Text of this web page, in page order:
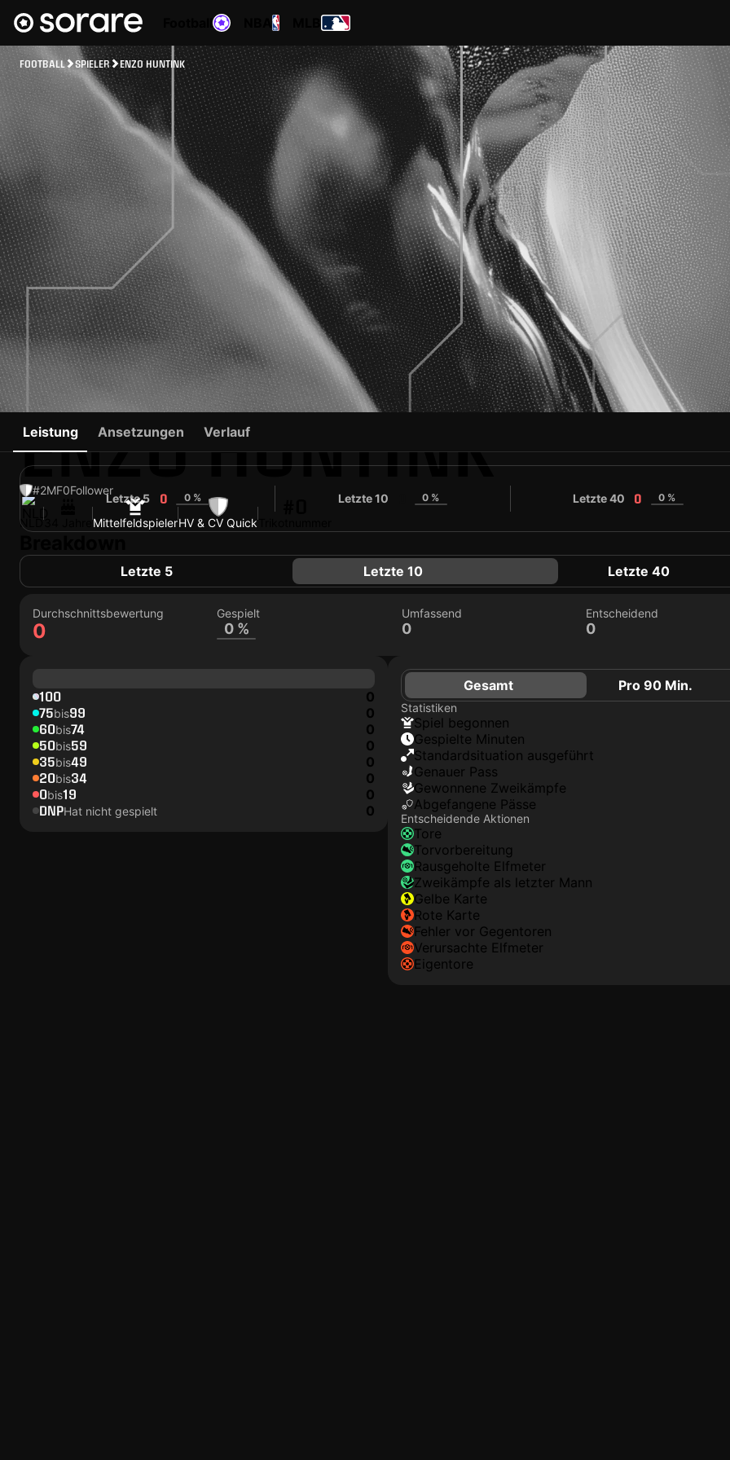
FOOTBALL SPIELER ENZO HUNTINK
ENZO HUNTINK
#2MF0Follower
NLD MittelfeldspielerHV & CV Quick
Leistung Ansetzungen Verlauf
Letzte 5 0 0 % Letzte 10 0 % Letzte 40 0 0 %
Letzte 5 Letzte 10 Letzte 40
Durchschnittsbewertung
0
Gespielt
0 %
Umfassend
0
Entscheidend
0
100 0
75bis99 0
60bis74 0
50bis59 0
35bis49 0
20bis34 0
0bis19 0
DNPHat nicht gespielt 0
Gesamt Pro 90 Min.
Statistiken
Spiel begonnen
Gespielte Minuten
Standardsituation ausgeführt
genauer Pass
Gewonnene Zweikämpfe
Abgefangene Pässe
Entscheidende Aktionen
Tore
Torvorbereitung
rausgeholte Elfmeter
Zweikämpfe als letzter Mann
gelbe Karte
rote Karte
Fehler vor Gegentoren
Verursachte Elfmeter
Eigentore